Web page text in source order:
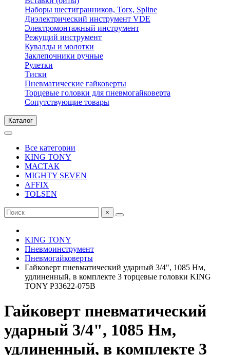
Наборы шестигранников, Torx, Spline
Диэлектрический инструмент VDE
Электромонтажный инструмент
Режущий инструмент
Кувалды и молотки
Заклепочники ручные
Рулетки
Тиски
Пневматические гайковерты
Торцевые головки для пневмогайковерта
Сопутствующие товары
Каталог
Все категории
KING TONY
МАСТАК
MIGHTY SEVEN
AFFIX
TOLSEN
×
KING TONY
Пневмоинструмент
Пневмогайковерты
Гайковерт пневматический ударный 3/4", 1085 Нм,
удлиненный, в комплекте 3 торцевые головки KING
TONY P33622-075B
Гайковерт пневматический
ударный 3/4", 1085 Нм,
удлиненный, в комплекте 3